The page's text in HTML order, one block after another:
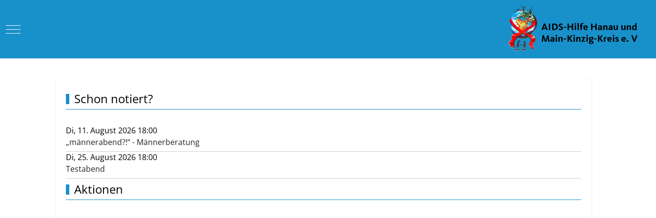
Mobile Menu Toggle
Schon notiert?
Di, 11. August 2026 18:00
„männerabend?!“ - Männerberatung
Di, 25. August 2026 18:00
Testabend
Aktionen